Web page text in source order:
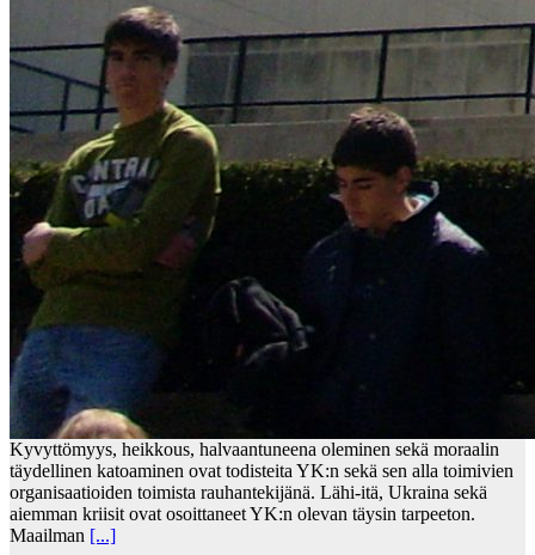
Kyvyttömyys, heikkous, halvaantuneena oleminen sekä moraalin
täydellinen katoaminen ovat todisteita YK:n sekä sen alla toimivien
organisaatioiden toimista rauhantekijänä. Lähi-itä, Ukraina sekä
aiemman kriisit ovat osoittaneet YK:n olevan täysin tarpeeton.
Maailman [...]